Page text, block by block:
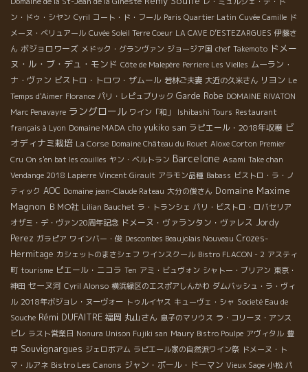
ン・ドゥ・シヤン Cyril コート・ド・フール Paris Quartier Latin Cuvée Camille ド
メーヌ・ベリュアール Cuvée Soleil Terre Coeur LA CAVE D’ESTEZARGUES 伊藤さ
ん ボジョロワーズ メドック・グランヴァン ジョージア国 chef Takemoto ドメー
ヌ・ル・ブ・デュ・モンド Côte de Malepère Perriere Les Vielles ムーラン・
ナ・ヴァン ビストロ・トロワ・ザムール 若林ご夫妻 大近の久米さん リヨン Le
Temps d'Aimer Florance パリ・レピュブリック Garde Robe DOMAINE RIVATON
Marc Penavayre ラングロール ワイン「和」 Ishibashi Tours Restaurant
français à Lyon Domaine MADA cho yukiko san ラピエール・2018年収穫 ビ
オディナミ栽培 La Corse Domaine Château du Rouet Aloxe Corton Premier
Cru On s'en bat les couilles ヤン・ベルトラン Barcelone Asami Take chan
Vendange 2018 Lapierre Vincent Girault アラモン品種 Babass ビストロ・ラ・ノ
ティック AOC Domaine jean-Claude Rateau 大分の俊さん Domaine Maxime
Magnon ＢＭО社 Lilian Bauchet ラ・トランシェ パリ・ビストロ・ロバセリア
オザミ・デ・ヴァン20周年記念 ドメーヌ・ヴァランタン・ヴァレス Jordy
Perez ガラピア ワインバー・俊 Descombes Beaujolais Nouveau Crozes-
Hermitage カシェットのまさシェフ ワインスクール Bistro FLACON - 2 アスティ
町 tourisme ピエール・ニコラ Ten アミ・ビュヴォン シャトー・ブリアン 東京・
神田 セーヌ河 Cyril Alonso 横浜緑区のエスポアしんかわ ダムバッシュ・ラ・ヴィ
ル 2018年ボジョレ・ヌーヴォー トゥルイヤス キューヴェ・シャ Societé Eau de
Souche Rémi DUFAITRE 福岡 丸山さん 息子のマリウス ラ・コリーヌ・アンス
ピレ ラスト営業日 Nonura Unison Fujiki san Maury Bistro Poulpe アヴィタル 豊
中 Souvignargues ジェロボアム ラピエール家の自然派ワイン祭 ドメーヌ・ト
マ・ルアネ Bistro Les Canons ジャン・ポール・ドーマン Vieux Sage 小松 パ